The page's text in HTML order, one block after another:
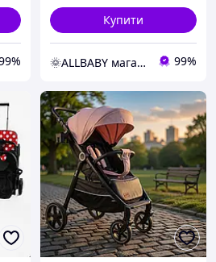
Купити
🌞ALLBABY магазин товарів для дітей 99%